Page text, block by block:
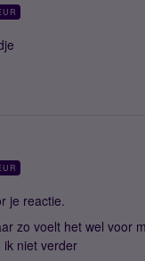
je reactie.
zo voelt het wel voor
ik niet verder